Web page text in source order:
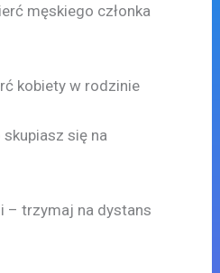
męskiego członka
kobiety w rodzinie
się na
– trzymaj na dystans